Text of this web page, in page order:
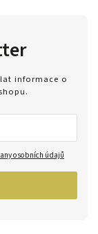
informace o
osobních údajů